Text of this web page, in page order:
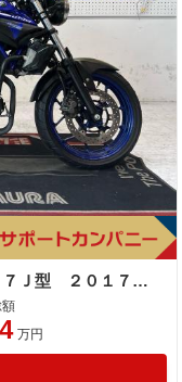
ヤマハ ＭＴ−０３（３２０ｃｃ）ＲＨ０７Ｊ型 ２０１７年モデル 社外マフラー・レバー他改造有
万円